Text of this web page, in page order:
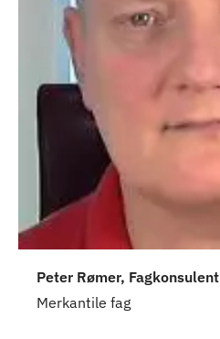
Peter Rømer, Fagkonsulent
Merkantile fag